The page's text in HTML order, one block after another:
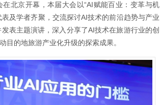
北京开幕，本届大会以“AI赋能百业：变革与机
及学者齐聚，交流探讨AI技术的前沿趋势与产业
表主题演讲，深入分享了AI技术在旅游行业的创
目的地旅游产业化升级的探索成果。